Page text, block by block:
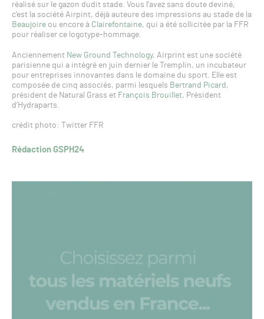
réalisé sur le gazon dudit stade. Vous l’avez sans doute deviné,
c’est la société Airpint, déjà auteure des impressions au stade de la
Beaujoireou encore à Clairefontaine, qui a été sollicitée par la FFR
pour réaliser ce logotype-hommage.
Anciennement New Ground Technology, Airprint est une société
parisienne qui a intégré en juin dernier le Tremplin, un incubateur
pour entreprises innovantes dans le domaine du sport. Elle est
composée de cinq associés, parmi lesquels Bertrand Picard ,
président de Natural Grass et François Brouillet, Président
d’Hydraparts.
crédit photo: Twitter FFR
Rédaction GSPH24